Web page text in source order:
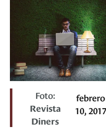
Foto:
Revista
Diners
febrero
10, 2017